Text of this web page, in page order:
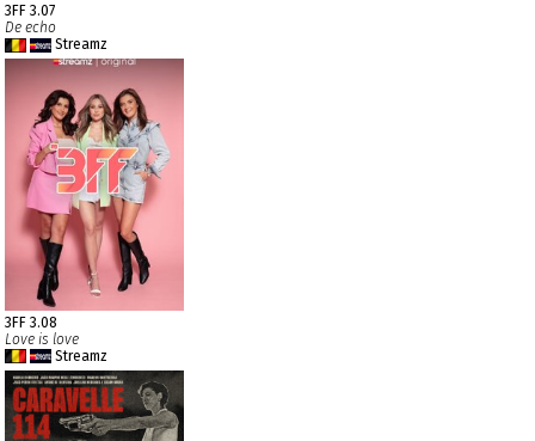
3FF 3.07
De echo
Streamz
3FF 3.08
Love is love
Streamz